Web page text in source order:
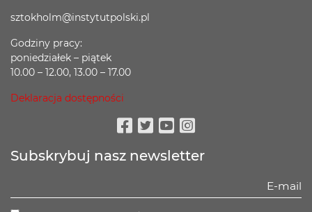
sztokholm@instytutpolski.pl
Godziny pracy:
poniedziałek – piątek
10.00 – 12.00, 13.00 – 17.00
Deklaracja dostępności
Facebook
Twitter
Youtube
Instagram
Subskrybuj nasz newsletter